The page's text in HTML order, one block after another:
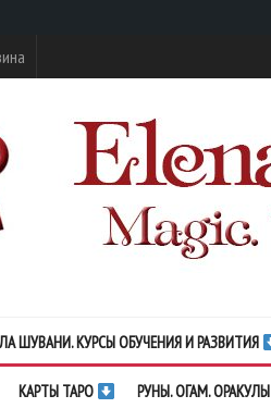
ШУВАНИ. КУРСЫ ОБУЧЕНИЯ И РАЗВИТИЯ
КАРТЫ ТАРО РУНЫ. ОГАМ. ОРАКУЛЫ